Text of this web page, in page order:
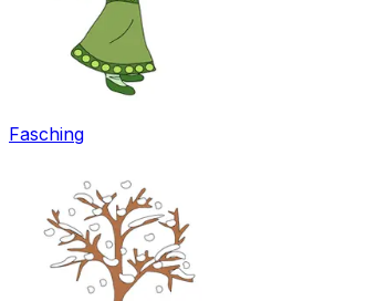
Fasching